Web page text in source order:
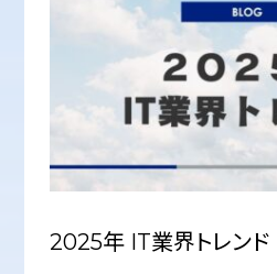
2025年 IT業界トレンド